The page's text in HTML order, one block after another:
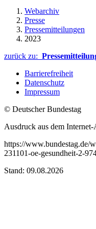
Webarchiv
Presse
Pressemitteilungen
2023
zurück zu:
Barrierefreiheit
Datenschutz
Impressum
© Deutscher Bundestag
Ausdruck aus dem
https://www.bundestag.de/
231101-oe-gesundheit-2-
Stand: 09.08.2026